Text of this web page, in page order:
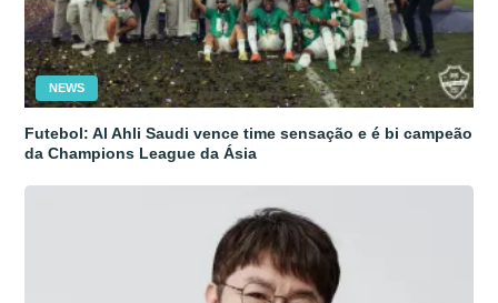
NEWS
Futebol: Al Ahli Saudi vence time sensação e é bi campeão
da Champions League da Ásia